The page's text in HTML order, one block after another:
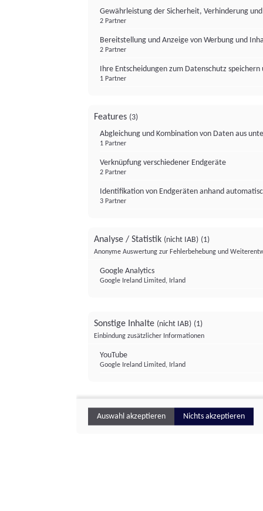
Gewährleistung der Sicherheit, Verhinderung
2 Partner
Bereitstellung und Anzeige von Werbung und
2 Partner
Ihre Entscheidungen zum Datenschutz
1 Partner
Features (3)
Abgleichung und Kombination von Daten aus
1 Partner
Verknüpfung verschiedener Endgeräte
2 Partner
Identifikation von Endgeräten anhand
3 Partner
Analyse / Statistik (nicht IAB) (1)
Anonyme Auswertung zur Fehlerbehebung und
Google Analytics
Google Ireland Limited, Irland
Sonstige Inhalte (nicht IAB) (1)
Einbindung zusätzlicher Informationen
YouTube
Google Ireland Limited, Irland
Auswahl akzeptieren Nichts akzeptieren